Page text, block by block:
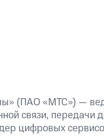
(ПАО «МТС») —
связи, передачи
цифровых